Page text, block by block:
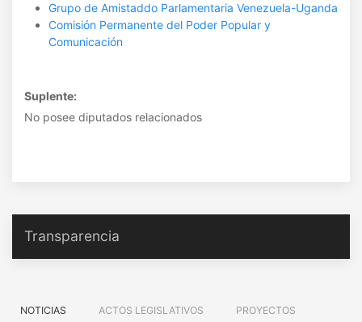
Grupo de Amistaddo Parlamentaria Venezuela-Uganda
Comisión Permanente del Poder Popular y
Comunicación
Suplente:
No posee diputados relacionados
Transparencia
NOTICIAS ACTOS LEGISLATIVOS
PROYECTOS